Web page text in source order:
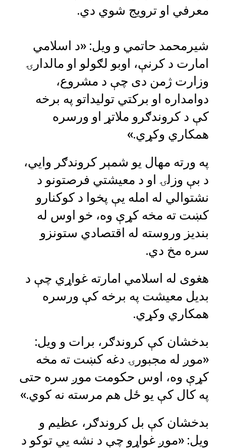
معرفي او ترویج شوي دي.
شیرمحمد حاتمي و ویل: «د اسلامي
امارت د کرنې، اوبو لګولو او مالدارۍ
وزارت ژمن دی چې د مشروع،
دوامداره او برکتي تولیداتو په برخه
کې د کروندګرو ملاتړ او ورسره
همکاري وکړي.»
په ورته مهال یو شمېر کروندګر وایي،
د بې ‌وزلۍ او د معیشتي فرصتونو د
نشتوالي له امله یې پخوا د کوکنارو
کښت ته مخه کړې وه، خو اوس له
بندیز وروسته له اقتصادي ستونزو
سره مخ دي.
هغوی له اسلامي امارته غواړي چې د
بدیل معیشت په برخه کې ورسره
همکاري وکړي.
بدخشان کې کروندګر، برات و ویل:
«موږ له مجبورۍ دغه کښت ته مخه
کړې وه، اوس حکومت موږ سره حتی
په کال کې یو ځل هم مرسته نه کوي.»
بدخشان کې بل کروندګر، عظیم و
ویل: «موږ غواړو چې د نشه‌ يي توکو د